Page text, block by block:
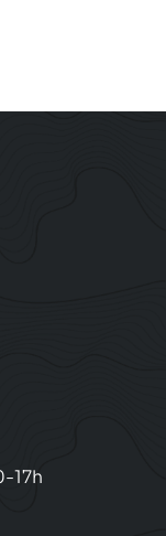
17h